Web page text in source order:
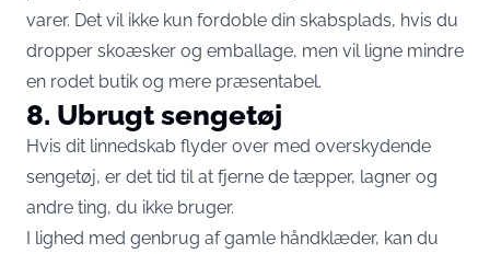
varer. Det vil ikke kun fordoble din skabsplads, hvis du
dropper skoæsker og emballage, men vil ligne mindre
en rodet butik og mere præsentabel.
8. Ubrugt sengetøj
Hvis dit linnedskab flyder over med overskydende
sengetøj, er det tid til at fjerne de tæpper, lagner og
andre ting, du ikke bruger.
I lighed med genbrug af gamle håndklæder, kan du